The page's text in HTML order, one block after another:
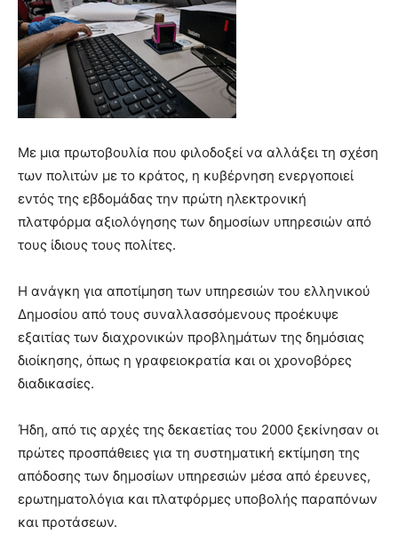
hot
cam
show.desi
xxx
brandi
lyons
you
of
pain.
pornhun
Με μια πρωτοβουλία που φιλοδοξεί να αλλάξει τη σχέση
των πολιτών με το κράτος, η κυβέρνηση ενεργοποιεί
εντός της εβδομάδας την πρώτη ηλεκτρονική
πλατφόρμα αξιολόγησης των δημοσίων υπηρεσιών από
τους ίδιους τους πολίτες.
Η ανάγκη για αποτίμηση των υπηρεσιών του ελληνικού
Δημοσίου από τους συναλλασσόμενους προέκυψε
εξαιτίας των διαχρονικών προβλημάτων της δημόσιας
διοίκησης, όπως η γραφειοκρατία και οι χρονοβόρες
διαδικασίες.
Ήδη, από τις αρχές της δεκαετίας του 2000 ξεκίνησαν οι
πρώτες προσπάθειες για τη συστηματική εκτίμηση της
απόδοσης των δημοσίων υπηρεσιών μέσα από έρευνες,
ερωτηματολόγια και πλατφόρμες υποβολής παραπόνων
και προτάσεων.